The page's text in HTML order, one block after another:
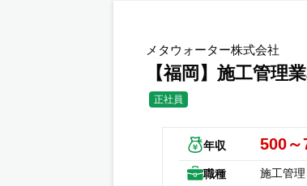
メタウォーター株式会社
【福岡】施工管理
正社員
年収 500～
職種 施工管理